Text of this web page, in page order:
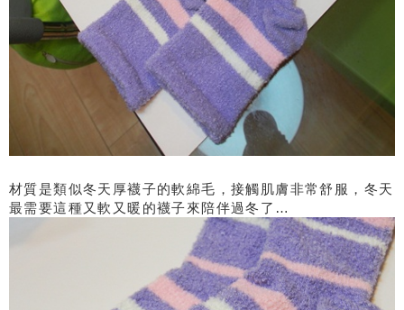
材質是類似冬天厚襪子的軟綿毛，接觸肌膚非常舒服，冬天
最需要這種又軟又暖的襪子來陪伴過冬了…